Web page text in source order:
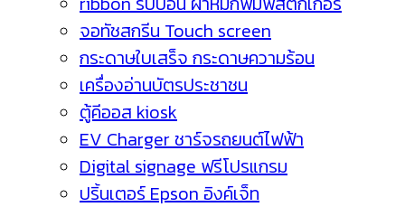
จอทัชสกรีน Touch screen
กระดาษใบเสร็จ กระดาษความร้อน
เครื่องอ่านบัตรประชาชน
ตู้คีออส kiosk
EV Charger ชาร์จรถยนต์ไฟฟ้า
Digital signage ฟรีโปรแกรม
ปริ้นเตอร์ Epson อิงค์เจ็ท